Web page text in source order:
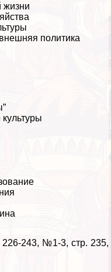
жизни
политика
культуры
243, №1-3, стр. 235,